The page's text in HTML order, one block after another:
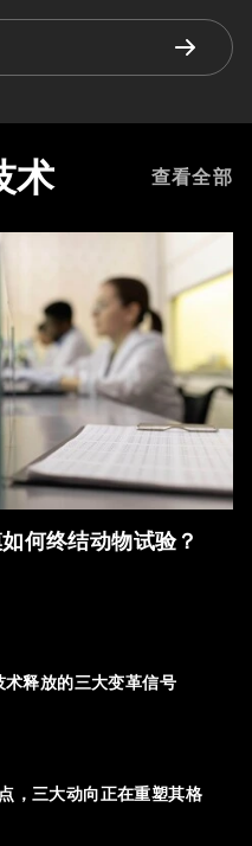
术 查看全部
何终结动物试验？
释放的三大变革信号
，三大动向正在重塑其格